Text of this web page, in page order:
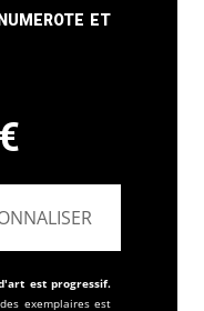
et
€
est progressif.
exemplaires est